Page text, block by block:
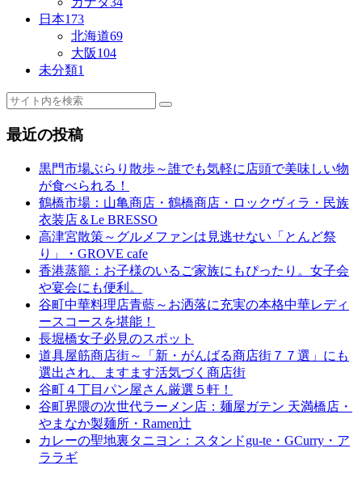
日本173
北海道69
大阪104
未分類1
最近の投稿
黒門市場ぶらり散歩～誰でも気軽に店頭で美味しい物
が食べられる！
鶴橋市場：山亀商店・鶴橋商店・ロックヴィラ・民族
衣装店＆Le BRESSO
高津宮散策～グルメファンは見逃せない「とんど祭
り」・GROVE cafe
香港蒸籠：お子様のいるご家族にもぴったり。女子会
や宴会にも便利。
谷町中華料理店青藍～お洒落に充実の本格中華レディ
ースコースを堪能！
長堀橋女子必見のスポット
道具屋筋商店街～「新・がんばる商店街７７選」にも
選出され、ますます活気づく商店街
谷町４丁目パン屋さん厳選５軒！
谷町界隈の次世代ラーメン店：麺屋ガテン 天満橋店・
やまなか製麺所・Ramen辻
カレーの聖地裏タニヨン：スタンドgu-te・GCurry・ア
ララギ